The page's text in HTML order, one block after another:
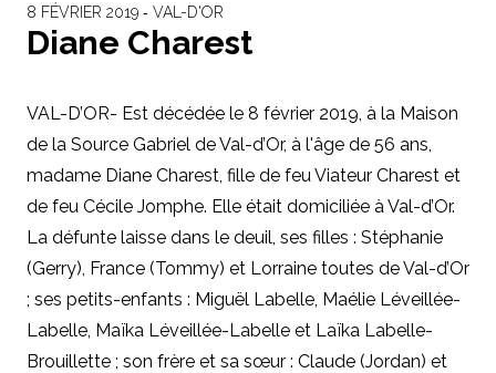
8 FÉVRIER 2019 ‐ VAL-D'OR
Diane Charest
VAL-D’OR- Est décédée le 8 février 2019, à la Maison
de la Source Gabriel de Val-d’Or, à l'âge de 56 ans,
madame Diane Charest, fille de feu Viateur Charest et
de feu Cécile Jomphe. Elle était domiciliée à Val-d’Or.
La défunte laisse dans le deuil, ses filles : Stéphanie
(Gerry), France (Tommy) et Lorraine toutes de Val-d’Or
; ses petits-enfants : Miguël Labelle, Maélie Léveillée-
Labelle, Maïka Léveillée-Labelle et Laïka Labelle-
Brouillette ; son frère et sa sœur : Claude (Jordan) et